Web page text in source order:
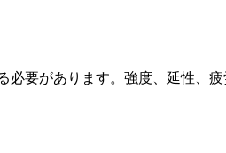
要があります。強度、延性、